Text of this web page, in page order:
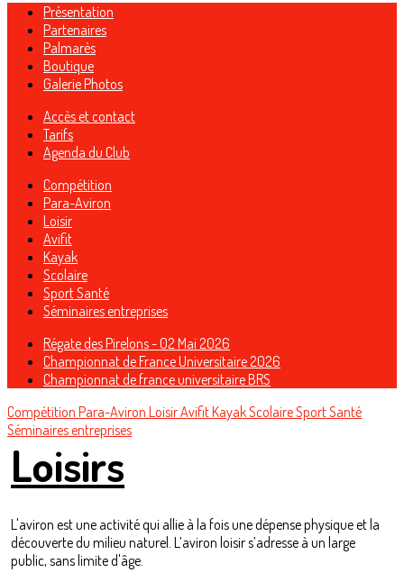
Présentation
Partenaires
Palmarès
Boutique
Galerie Photos
Accès et contact
Tarifs
Agenda du Club
Compétition
Para-Aviron
Loisir
Avifit
Kayak
Scolaire
Sport Santé
Séminaires entreprises
Régate des Pirelons - 02 Mai 2026
Championnat de France Universitaire 2026
Championnat de france universitaire BRS
Compétition Para-Aviron LoisirAvifitKayakScolaireSport Santé
Séminaires entreprises
Loisirs
L'aviron est une activité qui allie à la fois une dépense physique et la
découverte du milieu naturel. L’aviron loisir s’adresse à un large
public, sans limite d'âge.